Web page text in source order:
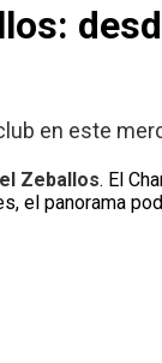
en este
Zeballos. El
el panorama